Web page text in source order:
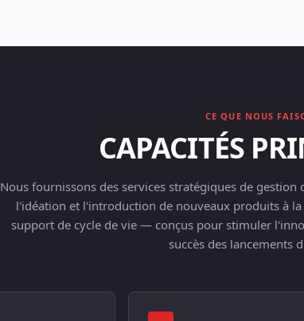
CE QUE NOUS
CAPACITÉS
Nous fournissons des services stratégiques de
l'idéation et l'introduction de nouveaux produits à
support de cycle de vie — conçus pour stimuler
succès des lancements